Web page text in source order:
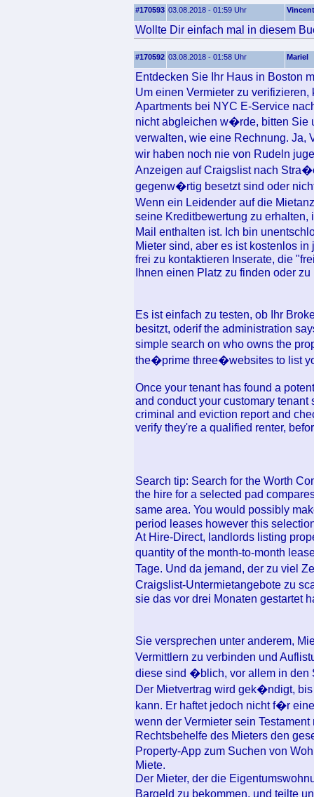
#170593 03.08.2018 - 01:59 Uhr Vincent
Wollte Dir einfach mal in diesem
#170592 03.08.2018 - 01:58 Uhr Mariel
Entdecken Sie Ihr Haus in Boston
Um einen Vermieter zu
Apartments bei NYC E-Service
nicht abgleichen w�rde, bitten Sie
verwalten, wie eine Rechnung. Ja,
wir haben noch nie von Rudeln
Anzeigen auf Craigslist nach
gegenw�rtig besetzt sind oder
Wenn ein Leidender auf die
seine Kreditbewertung zu
Mail enthalten ist. Ich bin
Mieter sind, aber es ist kostenlos
frei zu kontaktieren Inserate, die
Ihnen einen Platz zu finden oder
Es ist einfach zu testen, ob Ihr
besitzt, oderif the administration
simple search on who owns the
the�prime three�websites to list
Once your tenant has found a
and conduct your customary
criminal and eviction report and
verify they're a qualified renter,
Search tip: Search for the Worth
the hire for a selected pad
same area. You would possibly
period leases however this
At Hire-Direct, landlords listing
quantity of the month-to-month
Tage. Und da jemand, der zu viel
Craigslist-Untermietangebote zu
sie das vor drei Monaten gestartet
Sie versprechen unter anderem,
Vermittlern zu verbinden und
diese sind �blich, vor allem in den
Der Mietvertrag wird gek�ndigt,
kann. Er haftet jedoch nicht f�r
wenn der Vermieter sein
Rechtsbehelfe des Mieters den
Property-App zum Suchen von
Miete.
Der Mieter, der die
Bargeld zu bekommen, und teilte